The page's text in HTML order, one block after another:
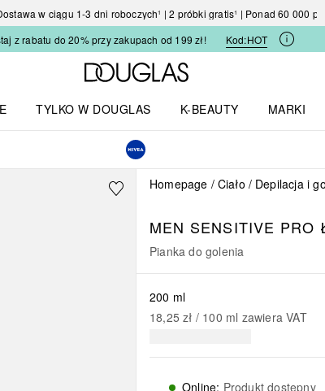
w ciągu 1-3 dni roboczych¹ | 2 próbki gratis¹ | Ponad 60 000
z rabatu do 20% przy zakupach od 199 zł!
Kod:HOT
Strona główna Douglas
TYLKO W DOUGLAS
K-BEAUTY
MARKI
Homepage Ciało Depilacja i
MEN SENSITIVE PRO
Pianka do golenia
200 ml
18,25 zł / 100 ml zawiera VAT
Online: Produkt dostępny